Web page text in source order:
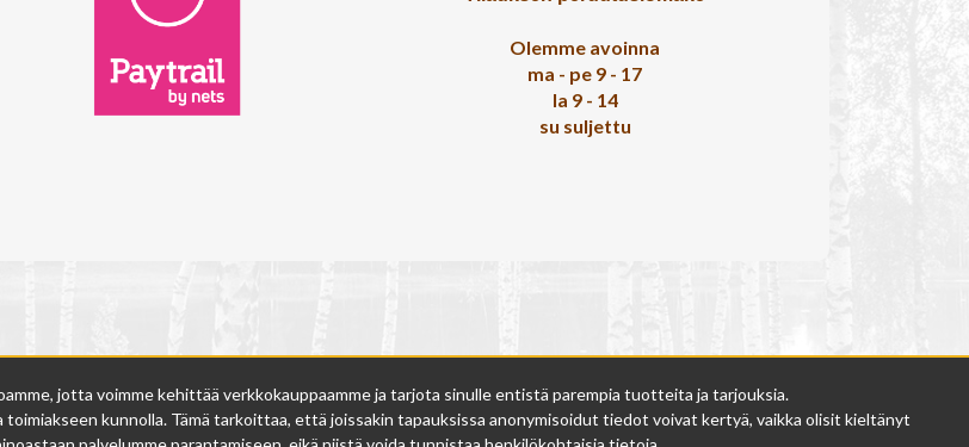
Olemme avoinna
ma - pe 9 - 17
la 9 - 14
su suljettu
jotta voimme kehittää verkkokauppaamme ja tarjota sinulle entistä parempia tuotteita ja tarjouksia.
kunnolla. Tämä tarkoittaa, että joissakin tapauksissa anonymisoidut tiedot voivat kertyä, vaikka olisit kieltänyt